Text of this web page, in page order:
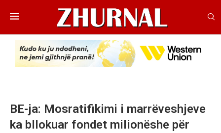
BE-ja: Mosratifikimi i marrëveshjeve
ka bllokuar fondet milionëshe për